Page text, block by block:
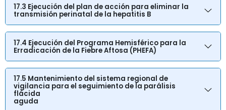
17.3 Ejecución del plan de acción para eliminar la
transmisión perinatal de la hepatitis B
17.4 Ejecución del Programa Hemisférico para la
Erradicación de la Fiebre Aftosa (PHEFA)
17.5 Mantenimiento del sistema regional de
vigilancia para el seguimiento de la parálisis
flácida
aguda